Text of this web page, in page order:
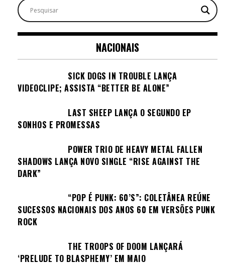
NACIONAIS
SICK DOGS IN TROUBLE LANÇA
VIDEOCLIPE; ASSISTA “BETTER BE ALONE”
LAST SHEEP LANÇA O SEGUNDO EP
SONHOS E PROMESSAS
POWER TRIO DE HEAVY METAL FALLEN
SHADOWS LANÇA NOVO SINGLE “RISE AGAINST THE
DARK”
“POP É PUNK: 60’S”: COLETÂNEA REÚNE
SUCESSOS NACIONAIS DOS ANOS 60 EM VERSÕES PUNK
ROCK
THE TROOPS OF DOOM LANÇARÁ
‘PRELUDE TO BLASPHEMY’ EM MAIO